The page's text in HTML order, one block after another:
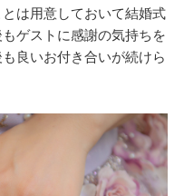
は用意しておいて結婚式
ゲストに感謝の気持ちを
良いお付き合いが続けら